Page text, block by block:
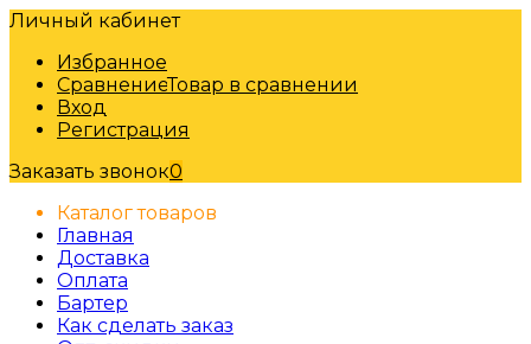
Личный кабинет
Избранное
СравнениеТовар в сравнении
Вход
Регистрация
Заказать звонок0
Каталог товаров
Главная
Доставка
Оплата
Бартер
Как сделать заказ